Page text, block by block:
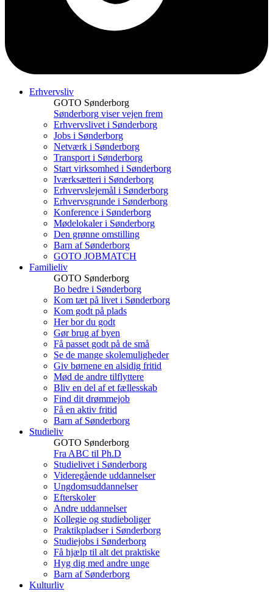
Erhvervsliv
GOTO Sønderborg
Sønderborg viser vejen frem
Erhvervslivet i Sønderborg
Jobs i Sønderborg
Netværk i Sønderborg
Transport i Sønderborg
Start virksomhed i Sønderborg
Iværksætteri i Sønderborg
Erhvervslejemål i Sønderborg
Erhvervsgrunde i Sønderborg
Konference i Sønderborg
Mødelokaler i Sønderborg
Den grønne omstilling
Barn af Sønderborg
GOTO JOBMATCH
Familieliv
GOTO Sønderborg
Bo bedre i Sønderborg
Kom tæt på livet i Sønderborg
Kom godt på plads
Her bor du godt
Gør brug af byen
Få passet godt på de små
Se de mange skolemuligheder
Giv børnene en alsidig fritid
Mød de andre tilflyttere
Bliv en del af et fællesskab
Find dit drømmejob
Få en aktiv fritid
Barn af Sønderborg
Studieliv
GOTO Sønderborg
Fra ABC til Ph.D
Studielivet i Sønderborg
Videregående uddannelser
Ungdomsuddannelser
Efterskoler
Andre uddannelser
Kollegie og studieboliger
Praktikpladser i Sønderborg
Studiejobs i Sønderborg
Få hjælp til alt det praktiske
Hyg dig med andre unge
Barn af Sønderborg
Kulturliv